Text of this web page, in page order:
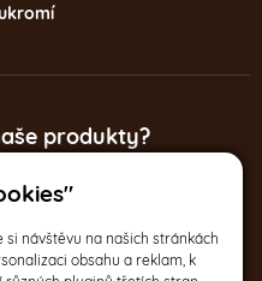
si návštěvu na našich stránkách
obsahu a reklam, k
produkty?
17, Praha 2